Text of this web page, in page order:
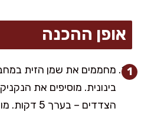
אופן ההכנה
מחממים את שמן הזית
בינונית. מוסיפים את
הצדדים –